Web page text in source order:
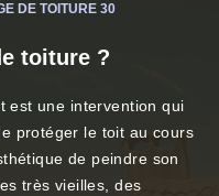
DE TOITURE 30
toiture ?
est une intervention qui
protéger le toit au cours
de peindre son
très vieilles, des